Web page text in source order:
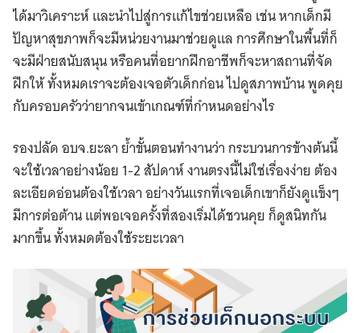
ได้มาวิเคราะห์ และนำไปสู่การแก้ไขช่วยเหลือ เช่น หากเด็กมี
ปัญหาสุขภาพก็จะมีหน่วยงานมาช่วยดูแล การศึกษาในพื้นที่ก็
จะมีฝ่ายสนับสนุน หรือคนที่อยากฝึกอาชีพก็จะหาสถานที่จัด
ฝึกให้ ทั้งหมดเราจะต้องเจอตัวเด็กก่อน ไปดูสภาพบ้าน พูดคุย
กับครอบครัวว่ายากจนเข้าเกณฑ์ที่กำหนดอย่างไร
รองปลัด อบจ.ยะลา ย้ำขั้นตอนทำงานว่า กระบวนการข้างต้นนี้
จะใช้เวลาอย่างน้อย 1-2 สัปดาห์ งานตรงนี้ไม่ใช่เรื่องง่าย ต้อง
ละเอียดอ่อนต้องใช้เวลา อย่างวันแรกที่เจอเด็กเขาก็ยังดูแข็งๆ
มีการต่อต้าน แต่พอเจอครั้งที่สองเริ่มได้ชวนคุย ก็ดูสนิทกัน
มากขึ้น ทั้งหมดต้องใช้ระยะเวลา